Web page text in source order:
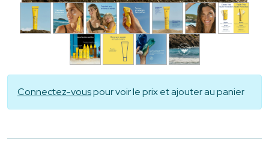
Connectez-vouspour voir le prix et ajouter au panier